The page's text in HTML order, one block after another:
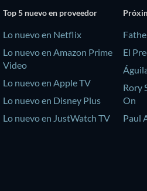
Top 5 nuevo en proveedor
Lo nuevo en Netflix
Lo nuevo en Amazon Prime
Video
Lo nuevo en Apple TV
Lo nuevo en Disney Plus
Lo nuevo en JustWatch TV
El
Rory
On
Paul